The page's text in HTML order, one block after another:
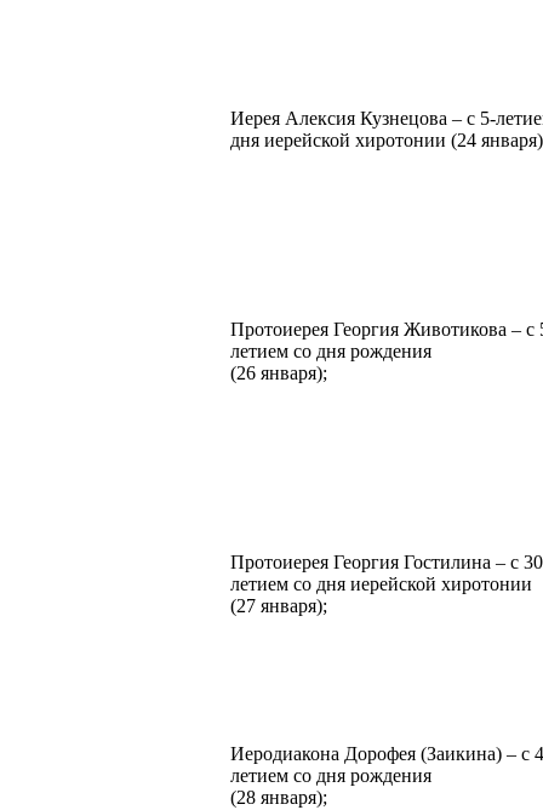
Иерея Алексия Кузнецова – с 5-
дня иерейской хиротонии (24
Протоиерея Георгия Животикова – с
летием со дня рождения
(26 января);
Протоиерея Георгия Гостилина – с
летием со дня иерейской хиротонии
(27 января);
Иеродиакона Дорофея (Заикина) – с
летием со дня рождения
(28 января);